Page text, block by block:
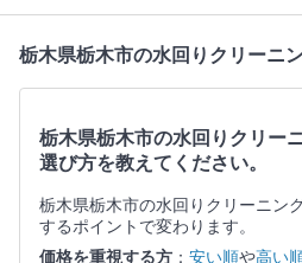
栃木県栃木市の水回りクリーニ
栃木県栃木市の水回りクリー
選び方を教えてください。
栃木県栃木市の水回りクリーニン
するポイントで変わります。
価格を重視する方 ： 安い順や高い